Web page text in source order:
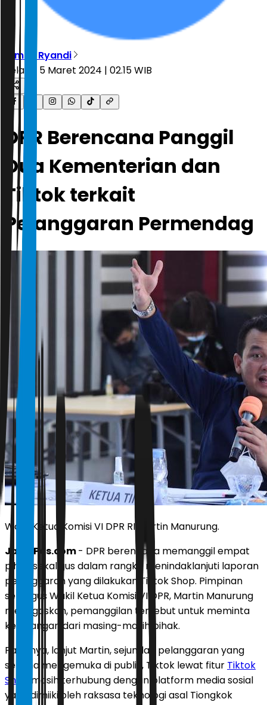
Dimas Ryandi
Selasa, 5 Maret 2024 | 02.15 WIB
DPR Berencana Panggil
Dua Kementerian dan
Tiktok terkait
Pelanggaran Permendag
Wakil Ketua Komisi VI DPR RI Martin Manurung.
JawaPos.com- DPR berencana memanggil empat
pihak sekaligus dalam rangka menindaklanjuti laporan
pelanggaran yang dilakukan Tiktok Shop. Pimpinan
sekaligus Wakil Ketua Komisi VI DPR, Martin Manurung
menegaskan, pemanggilan tersebut untuk meminta
keterangan dari masing-masih pihak.
Pasalnya, lanjut Martin, sejumlah pelanggaran yang
selama mengemuka di publik, Tiktok lewat fitur Tiktok
Shop
masih terhubung dengan platform media sosial
yang dimiiki oleh raksasa teknologi asal Tiongkok